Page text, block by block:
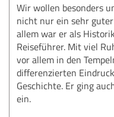
Wir wollen besonders
nicht nur ein sehr
allem war er als
Reiseführer. Mit viel
vor allem in den
differenzierten
Geschichte. Er ging
ein.